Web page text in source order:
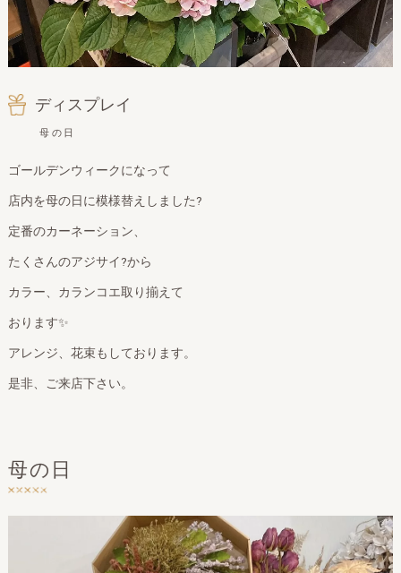
ディスプレイ
母の日
ゴールデンウィークになって
店内を母の日に模様替えしました?
定番のカーネーション、
たくさんのアジサイ?から
カラー、カランコエ取り揃えて
おります✨
アレンジ、花束もしております。
是非、ご来店下さい。
母の日